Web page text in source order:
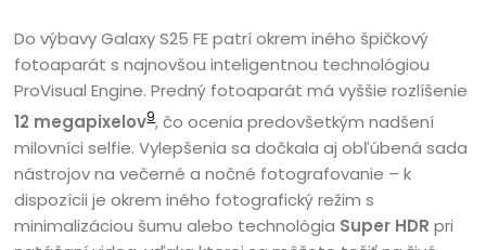
Do výbavy Galaxy S25 FE patrí okrem iného špičkový
fotoaparát s najnovšou inteligentnou technológiou
ProVisual Engine. Predný fotoaparát má vyššie rozlíšenie
12 megapixelov9, čo ocenia predovšetkým nadšení
milovníci selfie. Vylepšenia sa dočkala aj obľúbená sada
nástrojov na večerné a nočné fotografovanie – k
dispozícii je okrem iného fotografický režim s
minimalizáciou šumu alebo technológia Super HDR pri